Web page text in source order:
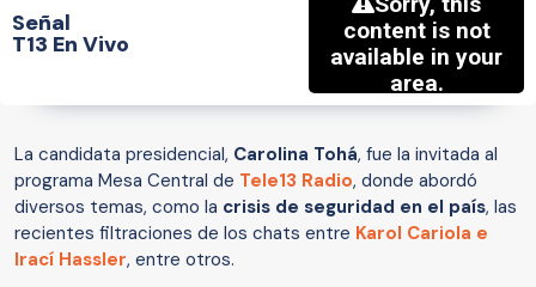
Señal
T13 En Vivo
La candidata presidencial, Carolina Tohá, fue la invitada al
programa Mesa Central de Tele13 Radio, donde abordó
diversos temas, como la crisis de seguridad en el país, las
recientes filtraciones de los chats entre Karol Cariola e
Irací Hassler, entre otros.